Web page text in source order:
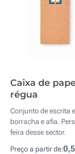
Caixa de
régua
Conjunto de escrita
borracha e afia.
feira desse sector.
Preço a partir de: